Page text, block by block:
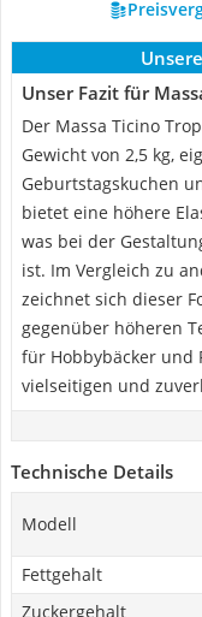
Unser Fazit für
Der Massa Ticino
Gewicht von 2,5 kg,
Geburtstagskuchen
bietet eine höhere
was bei der
ist. Im Vergleich zu
zeichnet sich dieser
gegenüber höheren
für Hobbybäcker und
vielseitigen und
Technische Details
Modell
Fettgehalt
Zuckergehalt